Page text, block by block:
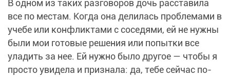
В одном из таких разговоров дочь расставила
все по местам. Когда она делилась проблемами в
учебе или конфликтами с соседями, ей не нужны
были мои готовые решения или попытки все
уладить за нее. Ей нужно было другое — чтобы я
просто увидела и признала: да, тебе сейчас по-